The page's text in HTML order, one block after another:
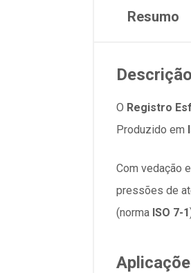
Resumo
O Registro
Produzido em
Com vedação
pressões de
(norma ISO 7-1